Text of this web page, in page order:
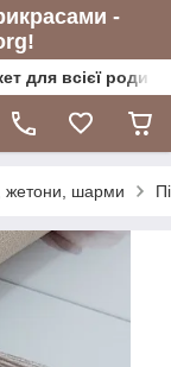
-
для всієї
жетони, шарми